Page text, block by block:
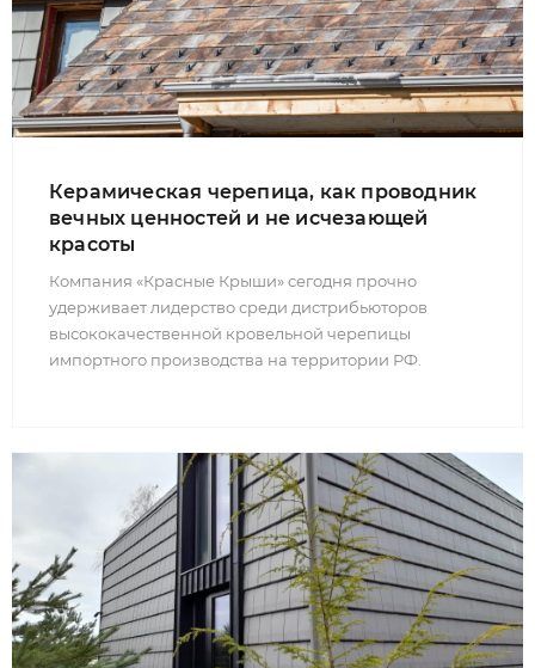
Керамическая черепица, как проводник
вечных ценностей и не исчезающей
красоты
Компания «Красные Крыши» сегодня прочно
удерживает лидерство среди дистрибьюторов
высококачественной кровельной черепицы
импортного производства на территории РФ.